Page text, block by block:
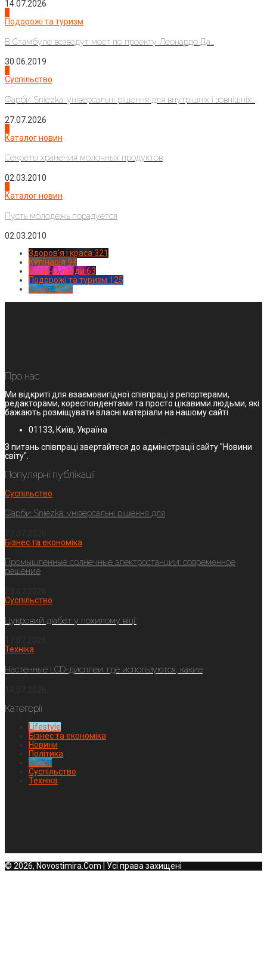
14.07.2026
Подорожі та туризм
В Стамбуле возведут мост по проекту Леонардо Да...
30.06.2019
Суспільство
Фарби Sniezka: універсальні рішення для внутрішніх і зовнішніх...
27.07.2026
Каталог новин
Секреты хранения молочных продуктов
02.03.2010
Каталог новин
Пусть молодежь порадуется
02.03.2010
Здоров'я і краса 321
Кулінарія 94
Новинки моди 63
Подорожі та туризм 125
Спорт1224
Про нас
Ми відкриті для взаємовигідної співпраці з репортерами,
редакторами, кореспондентами та просто цікавими людьми, які
бажають розміщувати власні матеріали на нашому сайті.
01133, Київ, Україна
З питань співпраці звертайтеся до адміністрації сайту "Новини
світу".
Популярні публікації
Суспільство
Фарби Sniezka: універсальні рішення для
Бізнес та економіка
Промышленные солнечные электростанции: современное
решение
Суспільство
Цукровий діабет у похилому віці:
Техніка
Настенные LCD-дисплеи: где используются, какие
Категорії
Lifestyle
Бізнес та економіка
Новини
Політика
Спорт
Суспільство
Техніка
© 2026, Novostimira.Com | Усі права захищені